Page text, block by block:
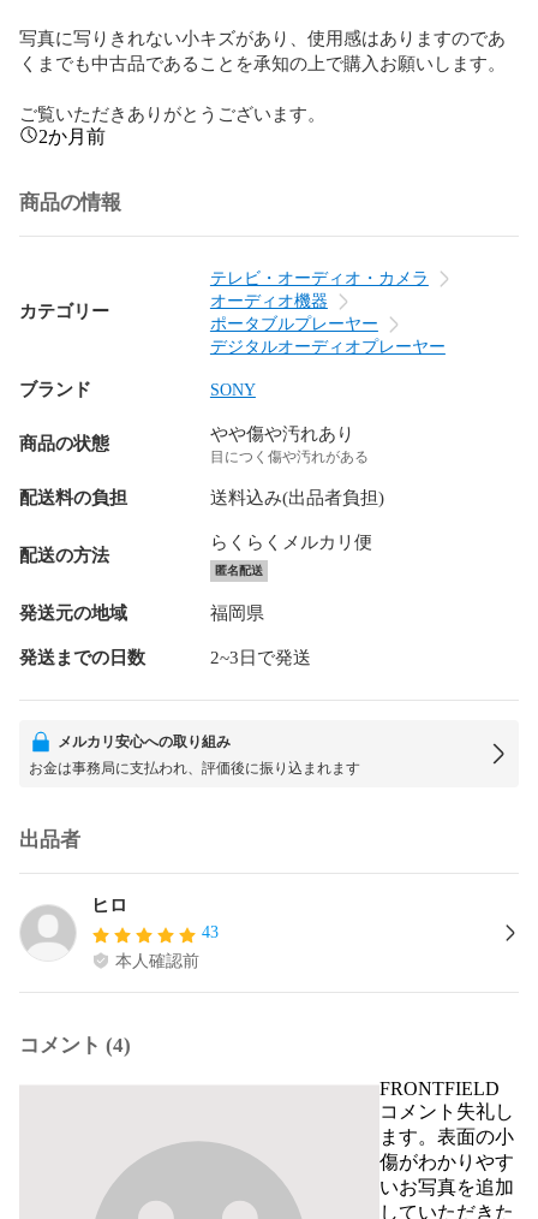
写真に写りきれない小キズがあり、使用感はありますのであ
くまでも中古品であることを承知の上で購入お願いします。
ご覧いただきありがとうございます。
2か月前
商品の情報
カテゴリー
テレビ・オーディオ・カメラ
オーディオ機器
ポータブルプレーヤー
デジタルオーディオプレーヤー
ブランド SONY
商品の状態 やや傷や汚れあり
目につく傷や汚れがある
配送料の負担 送料込み(出品者負担)
配送の方法
らくらくメルカリ便
匿名配送
発送元の地域 福岡県
発送までの日数 2~3日で発送
メルカリ安心への取り組み
お金は事務局に支払われ、評価後に振り込まれます
出品者
ヒロ
43
本人確認前
コメント (4)
FRONTFIELD
コメント失礼し
ます。表面の小
傷がわかりやす
いお写真を追加
していただきた